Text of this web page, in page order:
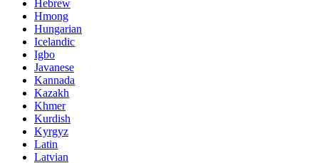
Hebrew
Hmong
Hungarian
Icelandic
Igbo
Javanese
Kannada
Kazakh
Khmer
Kurdish
Kyrgyz
Latin
Latvian